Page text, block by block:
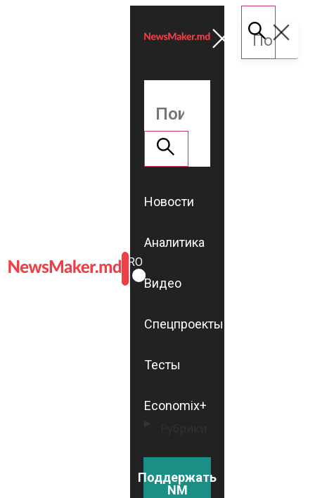
ROMÂNĂ
RU
Новости
Аналитика
Видео
Спецпроекты
Тесты
Economix+
Поддержать
NM